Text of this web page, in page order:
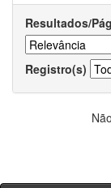
Resultados/
Registro(s)